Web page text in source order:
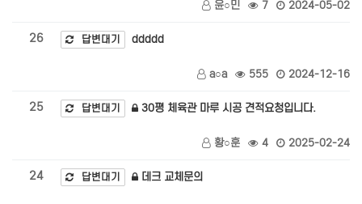
윤○민 7 2024-05-02
26 답변대기 ddddd
a○a 555 2024-12-16
25 답변대기 30평 체육관 마루 시공 견적요청입니다.
황○훈 4 2025-02-24
24 답변대기 데크 교체문의